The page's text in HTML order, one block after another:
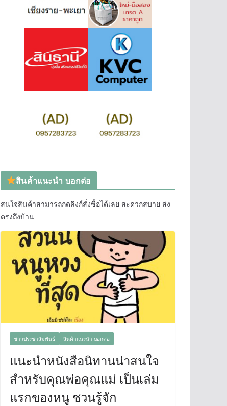
สินค้าแนะนำ บอกต่อ
สนใจสินค้าสามารถกดลิงก์สั่งซื้อได้เลย สะดวกสบาย ส่ง
ตรงถึงบ้าน
ข่าวประชาสัมพันธ์ สินค้าแนะนำ บอกต่อ
แนะนำหนังสือนิทานน่าสนใจ
สำหรับคุณพ่อคุณแม่ เป็นเล่ม
แรกของหนู ชวนรู้จัก